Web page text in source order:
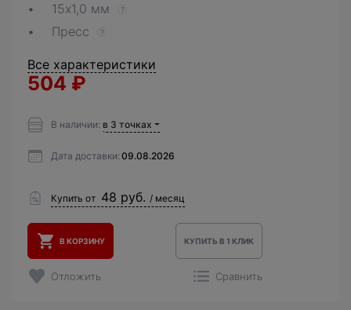
15х1,0 мм ?
Пресс ?
Все характеристики
504 ₽
В наличии: в 3 точках
Дата доставки: 09.08.2026
Купить от 48 руб. / месяц
В КОРЗИНУ КУПИТЬ В 1 КЛИК
Отложить Сравнить